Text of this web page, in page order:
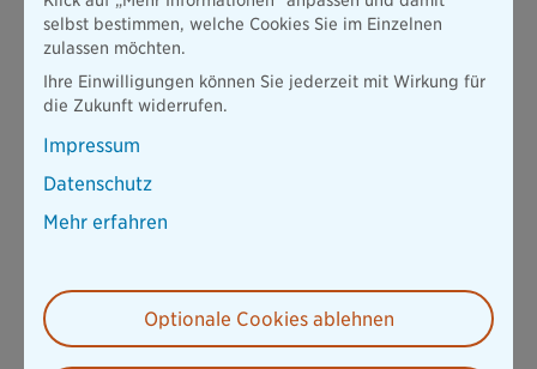
selbst bestimmen, welche Cookies Sie im Einzelnen
zulassen möchten.
Ihre Einwilligungen können Sie jederzeit mit Wirkung für
die Zukunft widerrufen.
Impressum
Datenschutz
Mehr erfahren
Optionale Cookies ablehnen